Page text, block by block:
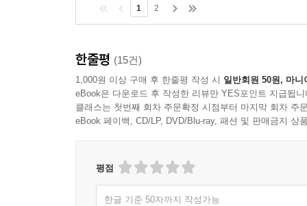
1 2
한줄평 (15건)
1,000원 이상 구매 후 한줄평 작성 시 일반회원 50원, 마니
eBook은 다운로드 후 작성한 리뷰만 YES포인트 지급됩니
클래스는 첫번째 회차 주문확정 시점부터 마지막 회차 주
eBook 페이백, CD/LP, DVD/Blu-ray, 패션 및 판매금지 상
평점
한글 기준 50자까지 작성가능